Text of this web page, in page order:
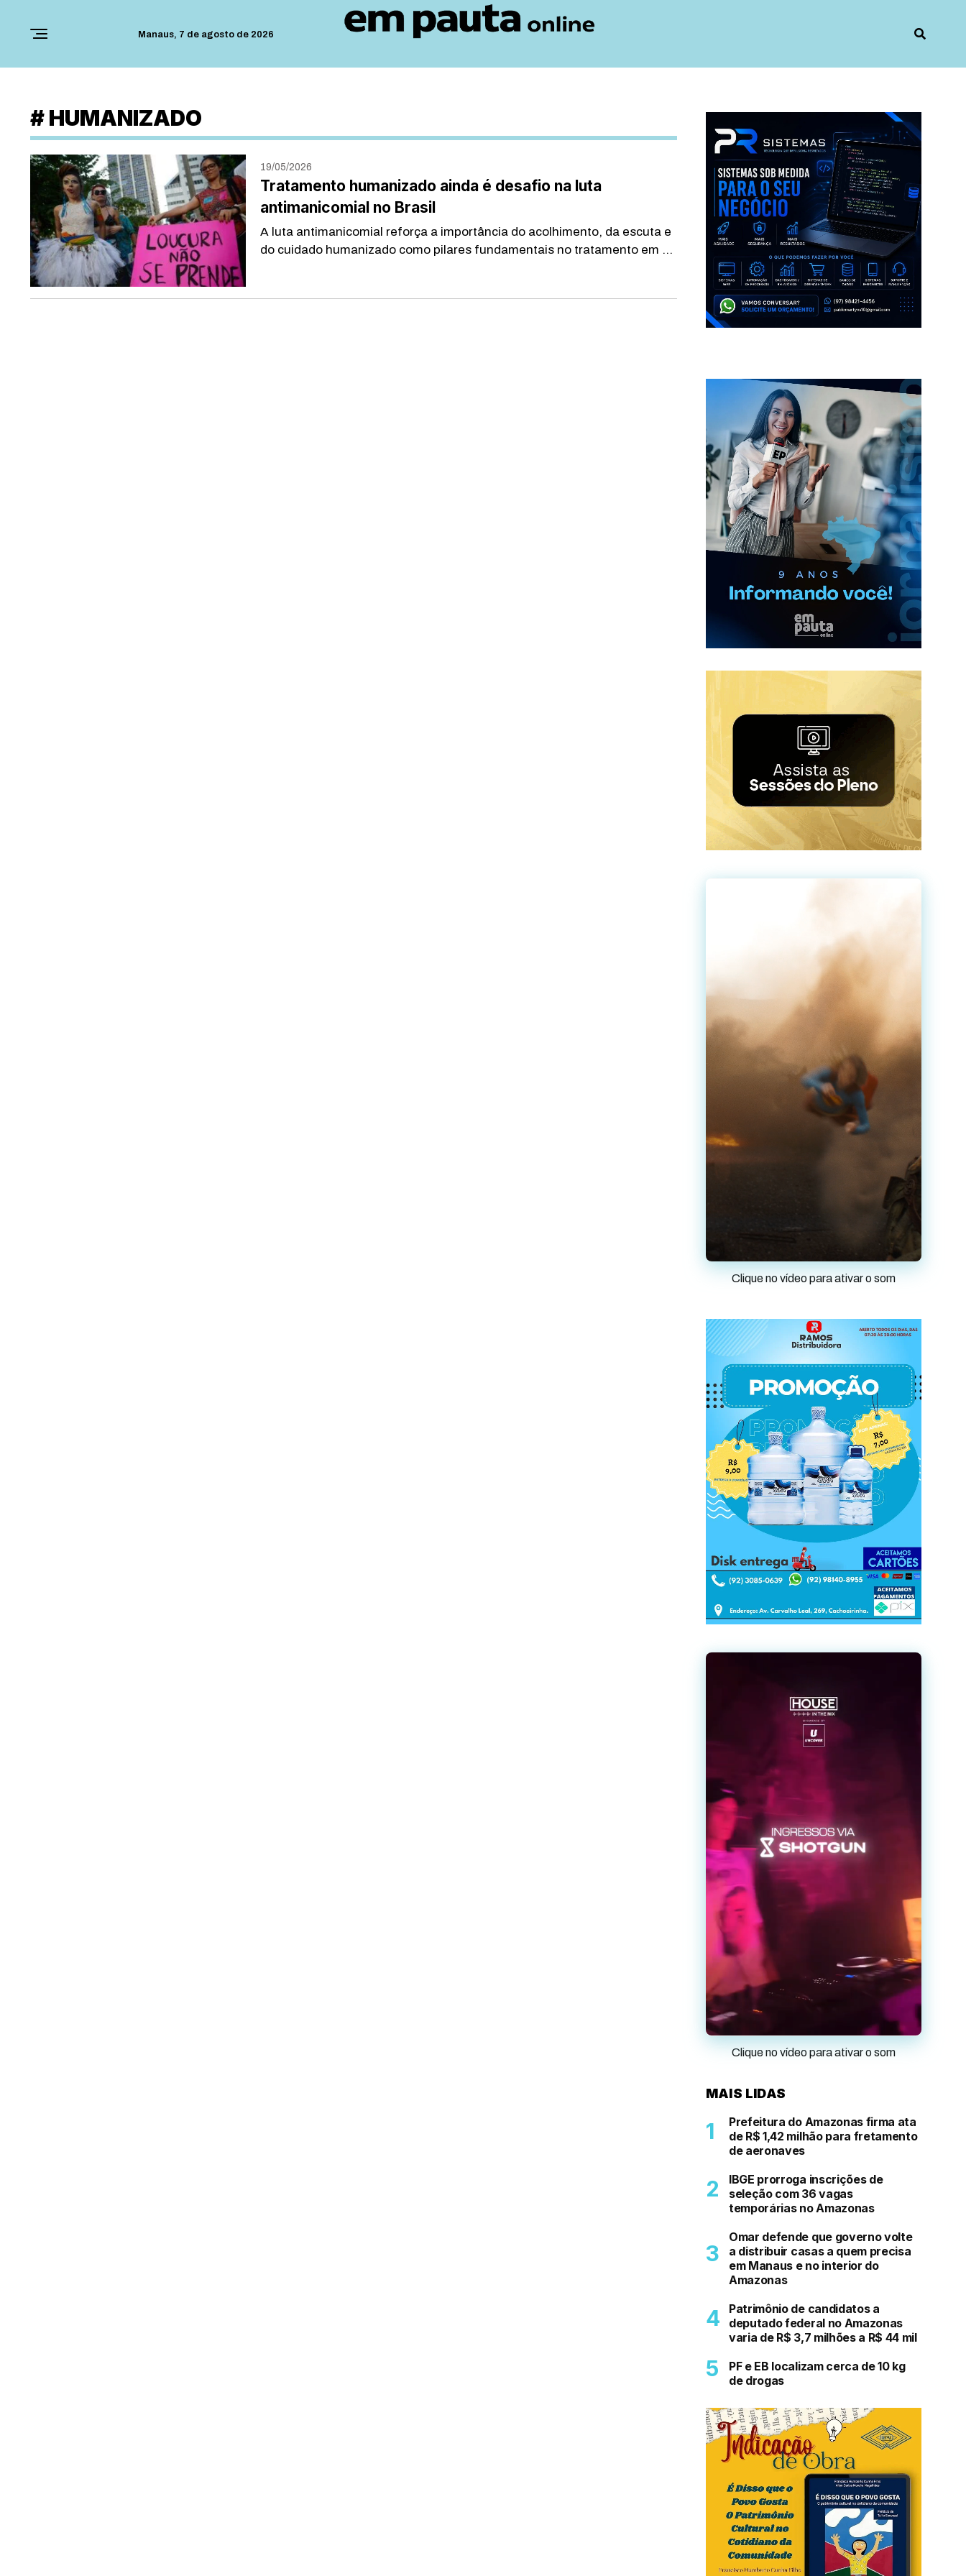
Manaus, 7 de agosto de 2026
#HUMANIZADO
19/05/2026
Tratamento humanizado ainda é desafio na luta
antimanicomial no Brasil
A luta antimanicomial reforça a importância do acolhimento, da escuta e
do cuidado humanizado como pilares fundamentais no tratamento em ...
Clique no vídeo para ativar o som
Clique no vídeo para ativar o som
MAIS LIDAS
Prefeitura do Amazonas firma ata
de R$ 1,42 milhão para fretamento
de aeronaves
IBGE prorroga inscrições de
seleção com 36 vagas
temporárias no Amazonas
Omar defende que governo volte
a distribuir casas a quem precisa
em Manaus e no interior do
Amazonas
Patrimônio de candidatos a
deputado federal no Amazonas
varia de R$ 3,7 milhões a R$ 44 mil
PF e EB localizam cerca de 10 kg
de drogas